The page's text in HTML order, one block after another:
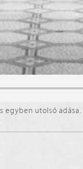
egyben utolsó